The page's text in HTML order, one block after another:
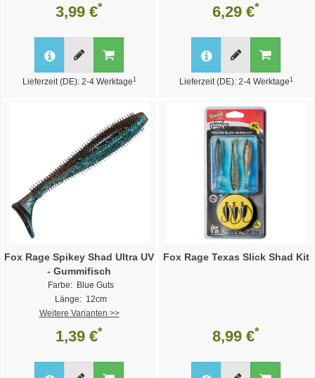
3,99 €*
Lieferzeit (DE): 2-4 Werktage 1
6,29 €*
Lieferzeit (DE): 2-4 Werktage 1
Fox Rage Spikey Shad Ultra UV
- Gummifisch
Farbe: Blue Guts
Länge: 12cm
Weitere Varianten >>
1,39 €*
Fox Rage Texas Slick Shad Kit
8,99 €*